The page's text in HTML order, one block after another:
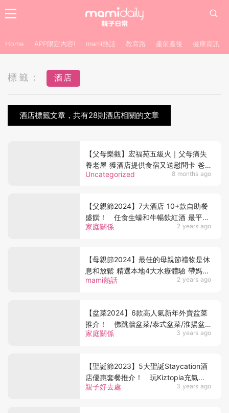
Home APP限定內容! mami熱話 教育路 產前產後 健康資訊
標籤： 酒店
酒店標籤文章，共有28則酒店相關的文章
Uncategorized 8 months ago
【父母樂觀】宏福苑五級火｜父母痛失
養老屋 獲酒店提供食宿又送慰問卡 爸
媽直言感到溫暖 女：佢哋仲樂觀過我
家庭關係 2 years ago
【父親節2024】7大酒店 10+款自助餐
盛饌！ 任食生蠔和牛暢飲紅酒 最平不
超過$350 ！
mami熱話 2 years ago
【母親節2024】最佳的母親節禮物是休
息和放鬆 精選本地4大水療體驗 帶媽媽
嘆一嘆
家庭關係 3 years ago
【盆菜2024】6款高人氣新年外賣盆菜
推介！ 佛跳牆盆菜/泰式盆菜/淮揚盆
菜
親子好去處 3 years ago
【聖誕節2023】5大聖誕Staycation酒
店優惠套餐推介！ 玩Kiztopia充氣城
堡 食節慶自助餐飲！